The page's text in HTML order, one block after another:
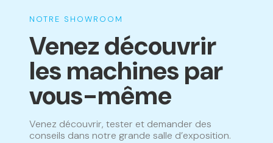
NOTRE SHOWROOM
Venez découvrir
les machines par
vous-même
Venez découvrir, tester et demander des
conseils dans notre grande salle d’exposition.